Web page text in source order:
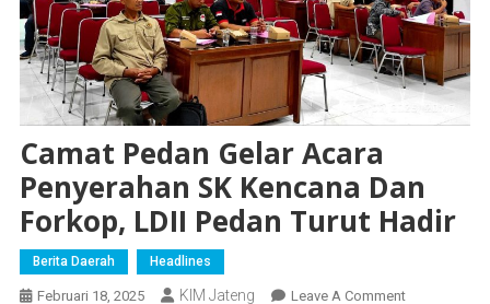
Camat Pedan Gelar Acara
Penyerahan SK Kencana Dan
Forkop, LDII Pedan Turut Hadir
Berita Daerah Headlines
Februari 18, 2025 KIM Jateng Leave A Comment